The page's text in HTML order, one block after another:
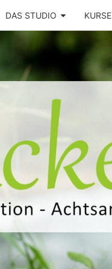
DAS STUDIO KURSE